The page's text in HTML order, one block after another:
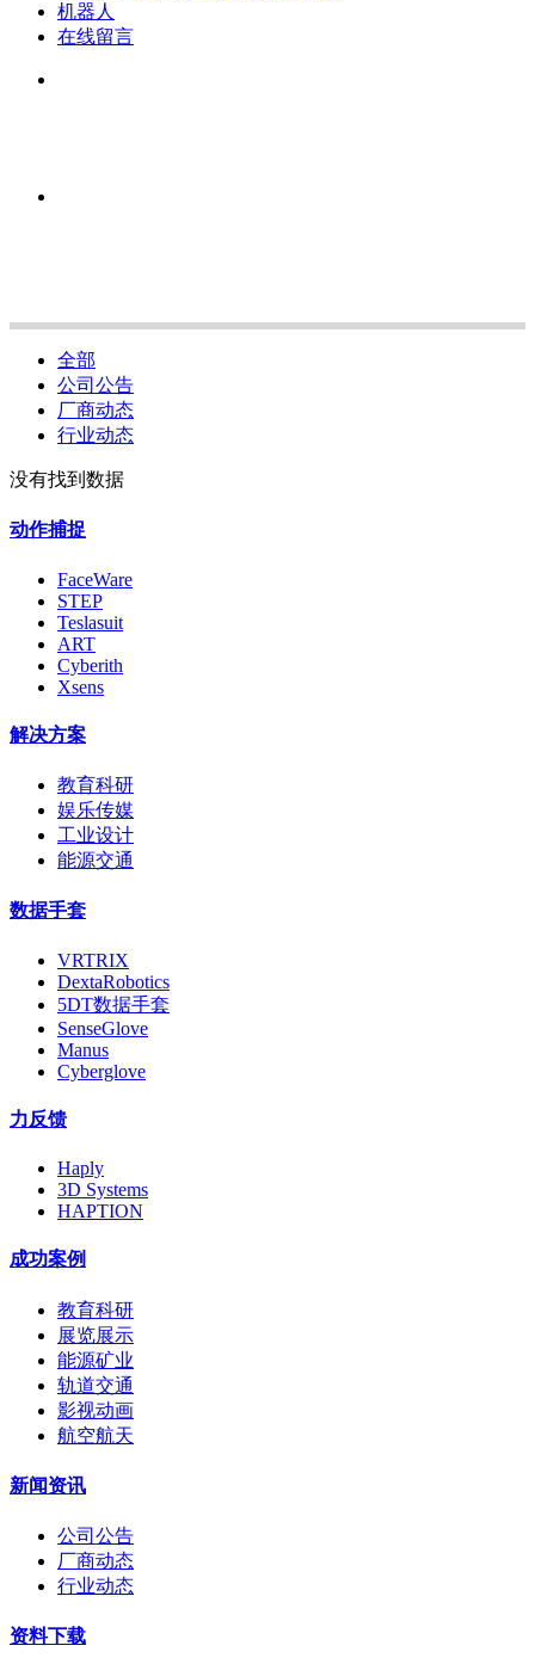
机器人
在线留言
全部
公司公告
厂商动态
行业动态
没有找到数据
动作捕捉
FaceWare
STEP
Teslasuit
ART
Cyberith
Xsens
解决方案
教育科研
娱乐传媒
工业设计
能源交通
数据手套
VRTRIX
DextaRobotics
5DT数据手套
SenseGlove
Manus
Cyberglove
力反馈
Haply
3D Systems
HAPTION
成功案例
教育科研
展览展示
能源矿业
轨道交通
影视动画
航空航天
新闻资讯
公司公告
厂商动态
行业动态
资料下载